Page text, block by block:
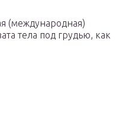
(международная)
тела под грудью, как